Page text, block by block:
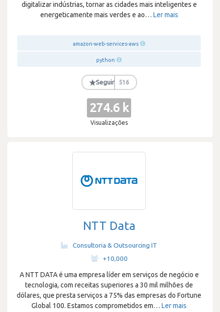
digitalizar indústrias, tornar as cidades mais inteligentes e
energeticamente mais verdes e ao… Ler mais
amazon-web-services-aws
python
★Seguir 516
274.6 k
Visualizações
NTT Data
Consultoria & Outsourcing IT
+10,000
A NTT DATA é uma empresa líder em serviços de negócio e
tecnologia, com receitas superiores a 30 mil milhões de
dólares, que presta serviços a 75% das empresas do Fortune
Global 100. Estamos comprometidos em… Ler mais